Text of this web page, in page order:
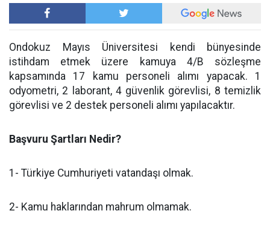
Ondokuz Mayıs Üniversitesi kendi bünyesinde
istihdam etmek üzere kamuya 4/B sözleşme
kapsamında 17 kamu personeli alımı yapacak. 1
odyometri, 2 laborant, 4 güvenlik görevlisi, 8 temizlik
görevlisi ve 2 destek personeli alımı yapılacaktır.
Başvuru Şartları Nedir?
1- Türkiye Cumhuriyeti vatandaşı olmak.
2- Kamu haklarından mahrum olmamak.